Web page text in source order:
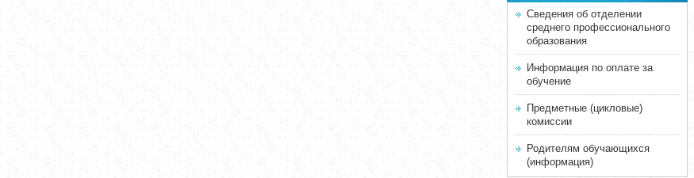
Сведения об отделении
среднего профессионального
образования
Информация по оплате за
обучение
Предметные (цикловые)
комиссии
Родителям обучающихся
(информация)